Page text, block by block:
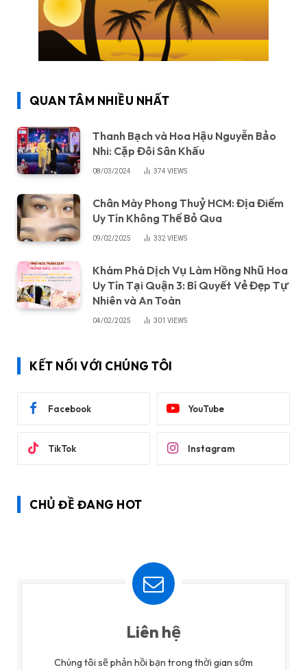
QUAN TÂM NHIỀU NHẤT
Thanh Bạch và Hoa Hậu Nguyễn Bảo
Nhi: Cặp Đôi Sân Khấu
08/03/2024 374 VIEWS
Chân Mày Phong Thuỷ HCM: Địa Điểm
Uy Tín Không Thể Bỏ Qua
09/02/2025 332VIEWS
Khám Phá Dịch Vụ Làm Hồng Nhũ Hoa
Uy Tín Tại Quận 3: Bí Quyết Vẻ Đẹp Tự
Nhiên và An Toàn
04/02/2025 301 VIEWS
KẾT NỐI VỚI CHÚNG TÔI
Facebook YouTube
TikTok Instagram
CHỦ ĐỀ ĐANG HOT
Liên hệ
Chúng tôi sẽ phản hồi bạn trong thời gian sớm